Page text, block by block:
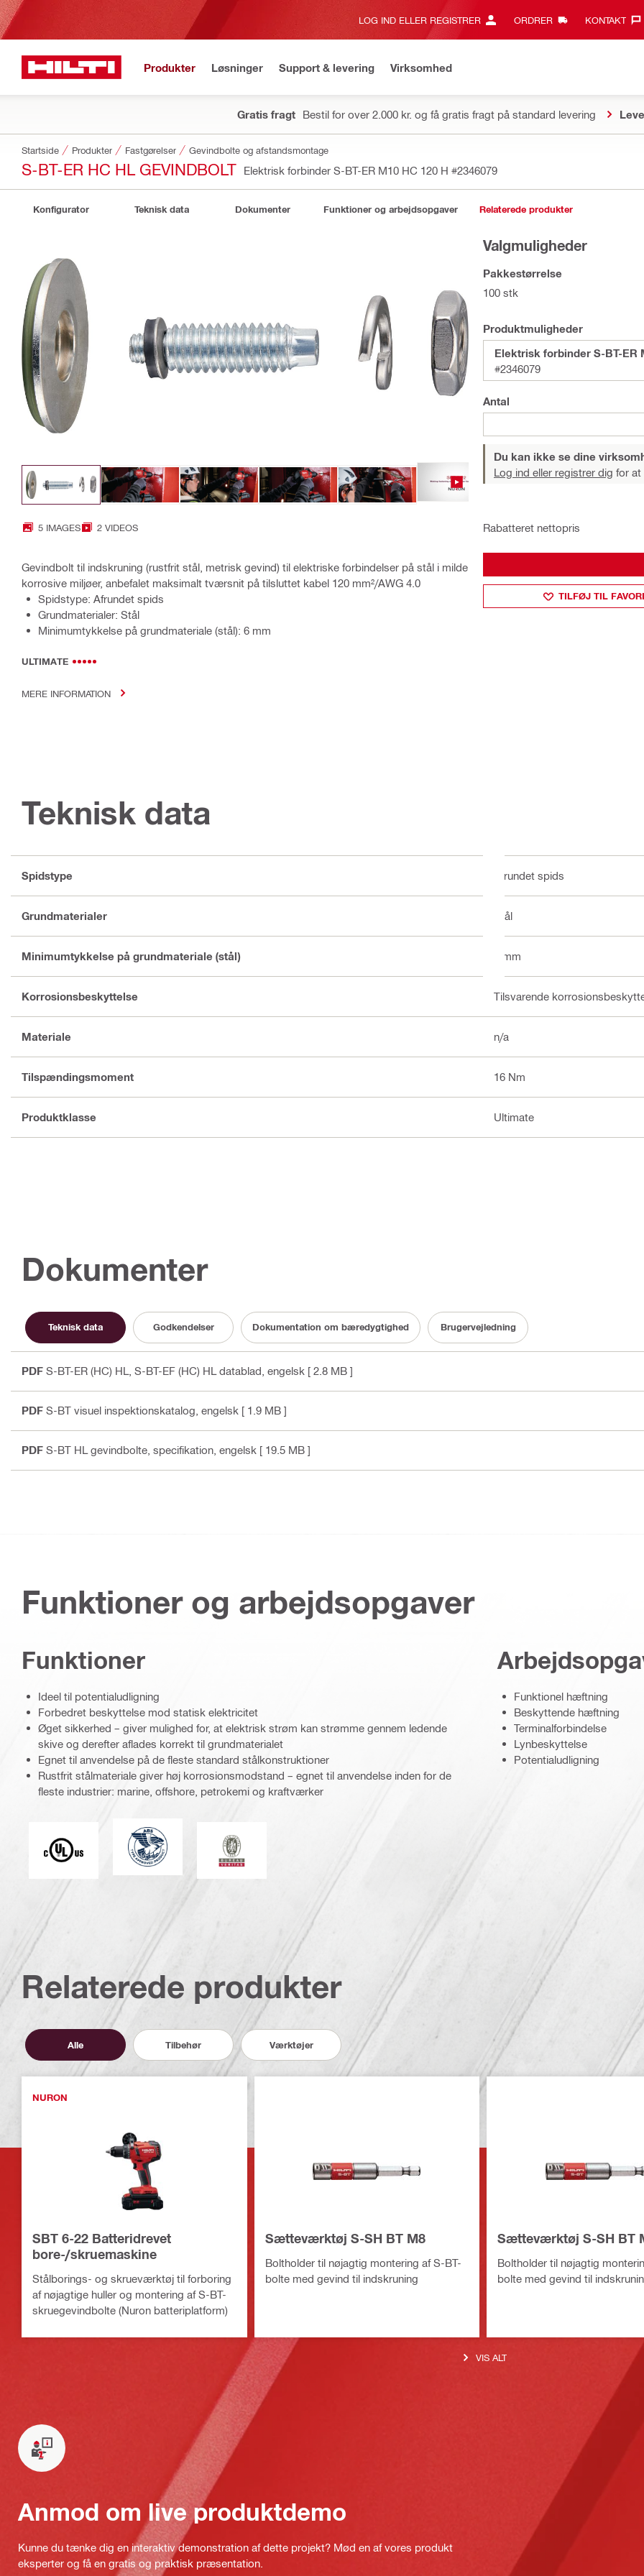
LOG IND ELLER REGISTRER ORDRER KONTAKT‎
Produkter Løsninger Support & levering Virksomhed
Gratis fragt Bestil for over 2.000 kr. og få gratis fragt på standard levering
Startside Produkter Fastgørelser Gevindbolte og afstandsmontage
S-BT-ER HC HL GEVINDBOLT Elektrisk forbinder S-BT-ER M10 HC 120 H #2346079
Konfigurator Teknisk data Dokumenter Funktioner og arbejdsopgaver Relaterede produkter
5 IMAGES 2 VIDEOS
Gevindbolt til indskruning (rustfrit stål, metrisk gevind) til elektriske forbindelser på stål i milde
korrosive miljøer, anbefalet maksimalt tværsnit på tilsluttet kabel 120 mm²/AWG 4.0
Spidstype: Afrundet spids
Grundmaterialer: Stål
Minimumtykkelse på grundmateriale (stål): 6 mm
ULTIMATE
MERE INFORMATION
Valgmuligheder
Pakkestørrelse
100 stk
Produktmuligheder
Elektrisk forbinder S-BT-ER
#2346079
Antal
Du kan ikke se dine
Log ind eller registrer dig for at
Rabatteret nettopris
TILFØJ TIL
Teknisk data
Spidstype Afrundet spids
Grundmaterialer Stål
Minimumtykkelse på grundmateriale (stål) 6 mm
Korrosionsbeskyttelse Tilsvarende
Materiale n/a
Tilspændingsmoment 16 Nm
Produktklasse Ultimate
Dokumenter
Teknisk data Godkendelser Dokumentation om bæredygtighed Brugervejledning
PDF S-BT-ER (HC) HL, S-BT-EF (HC) HL datablad , engelsk [ 2.8 MB ]
PDF S-BT visuel inspektionskatalog , engelsk [ 1.9 MB ]
PDF S-BT HL gevindbolte, specifikation , engelsk [ 19.5 MB ]
Funktioner og arbejdsopgaver
Funktioner
Ideel til potentialudligning
Forbedret beskyttelse mod statisk elektricitet
Øget sikkerhed – giver mulighed for, at elektrisk strøm kan strømme gennem ledende
skive og derefter aflades korrekt til grundmaterialet
Egnet til anvendelse på de fleste standard stålkonstruktioner
Rustfrit stålmateriale giver høj korrosionsmodstand – egnet til anvendelse inden for de
fleste industrier: marine, offshore, petrokemi og kraftværker
Underwriters LaboratoriesAmerican Bureau of Shipping
Bureau Veritas
Funktionel hæftning
Beskyttende hæftning
Terminalforbindelse
Lynbeskyttelse
Potentialudligning
Relaterede produkter
Alle Tilbehør Værktøjer
NURON
SBT 6-22 Batteridrevet
bore-/skruemaskine
Stålborings- og skrueværktøj til forboring
af nøjagtige huller og montering af S-BT-
skruegevindbolte (Nuron batteriplatform)
Sætteværktøj S-SH BT M8
Boltholder til nøjagtig montering af S-BT-
bolte med gevind til indskruning
Sætteværktøj S-SH BT
Boltholder til nøjagtig
bolte med gevind til
VIS ALT
Anmod om live produktdemo
Kunne du tænke dig en interaktiv demonstration af dette projekt? Mød en af vores produkt
eksperter og få en gratis og praktisk præsentation.